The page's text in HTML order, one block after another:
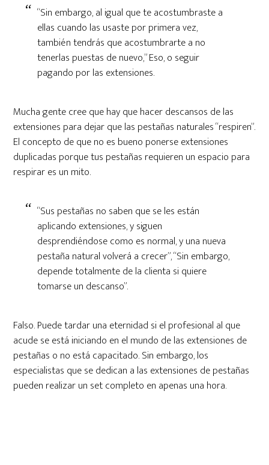
“Sin embargo, al igual que te acostumbraste a
ellas cuando las usaste por primera vez,
también tendrás que acostumbrarte a no
tenerlas puestas de nuevo,” Eso, o seguir
pagando por las extensiones.
Mucha gente cree que hay que hacer descansos de las
extensiones para dejar que las pestañas naturales “respiren”.
El concepto de que no es bueno ponerse extensiones
duplicadas porque tus pestañas requieren un espacio para
respirar es un mito.
“Sus pestañas no saben que se les están
aplicando extensiones, y siguen
desprendiéndose como es normal, y una nueva
pestaña natural volverá a crecer”, “Sin embargo,
depende totalmente de la clienta si quiere
tomarse un descanso”.
Falso. Puede tardar una eternidad si el profesional al que
acude se está iniciando en el mundo de las extensiones de
pestañas o no está capacitado. Sin embargo, los
especialistas que se dedican a las extensiones de pestañas
pueden realizar un set completo en apenas una hora.